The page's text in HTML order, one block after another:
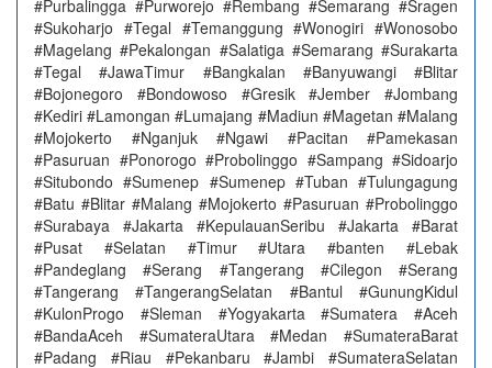
#Purbalingga #Purworejo #Rembang #Semarang #Sragen
#Sukoharjo #Tegal #Temanggung #Wonogiri #Wonosobo
#Magelang #Pekalongan #Salatiga #Semarang #Surakarta
#Tegal #JawaTimur #Bangkalan #Banyuwangi #Blitar
#Bojonegoro #Bondowoso #Gresik #Jember #Jombang
#Kediri #Lamongan #Lumajang #Madiun #Magetan #Malang
#Mojokerto #Nganjuk #Ngawi #Pacitan #Pamekasan
#Pasuruan #Ponorogo #Probolinggo #Sampang #Sidoarjo
#Situbondo #Sumenep #Sumenep #Tuban #Tulungagung
#Batu #Blitar #Malang #Mojokerto #Pasuruan #Probolinggo
#Surabaya #Jakarta #KepulauanSeribu #Jakarta #Barat
#Pusat #Selatan #Timur #Utara #banten #Lebak
#Pandeglang #Serang #Tangerang #Cilegon #Serang
#Tangerang #TangerangSelatan #Bantul #GunungKidul
#KulonProgo #Sleman #Yogyakarta #Sumatera #Aceh
#BandaAceh #SumateraUtara #Medan #SumateraBarat
#Padang #Riau #Pekanbaru #Jambi #SumateraSelatan